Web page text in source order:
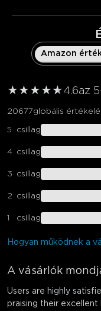
Amazon
★ ★ ★ ★ ★
★4.6az
20677globális
5 csillag
4 csillag
3 csillag
2 csillag
1 csillag
Hogyan működnek a
A vásárlók
Users are highly
praising their excellent